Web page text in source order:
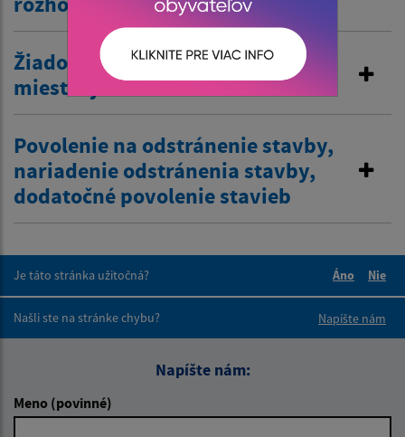
Žiadosť o zriadenie vjazdu
miestnej komunikácie
Povolenie na odstránenie stavby,
nariadenie odstránenia stavby,
dodatočné povolenie stavieb
Je táto stránka užitočná?
Áno
Nie
Našli ste na stránke chybu?
Napíšte nám
Napíšte nám:
Meno (povinné)